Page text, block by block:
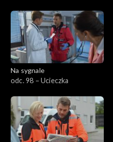
501–600
401–500
301–400
101–200
1–100
Na sygnale
odc. 98 – Ucieczka